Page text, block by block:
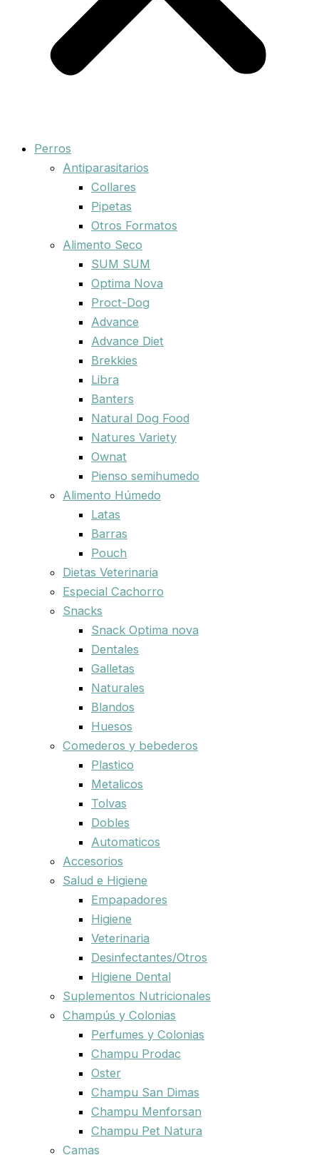
Perros
Antiparasitarios
Collares
Pipetas
Otros Formatos
Alimento Seco
SUM SUM
Optima Nova
Proct-Dog
Advance
Advance Diet
Brekkies
Libra
Banters
Natural Dog Food
Natures Variety
Ownat
Pienso semihumedo
Alimento Húmedo
Latas
Barras
Pouch
Dietas Veterinaria
Especial Cachorro
Snacks
Snack Optima nova
Dentales
Galletas
Naturales
Blandos
Huesos
Comederos y bebederos
Plastico
Metalicos
Tolvas
Dobles
Automaticos
Accesorios
Salud e Higiene
Empapadores
Higiene
Veterinaria
Desinfectantes/Otros
Higiene Dental
Suplementos Nutricionales
Champús y Colonias
Perfumes y Colonias
Champu Prodac
Oster
Champu San Dimas
Champu Menforsan
Champu Pet Natura
Camas